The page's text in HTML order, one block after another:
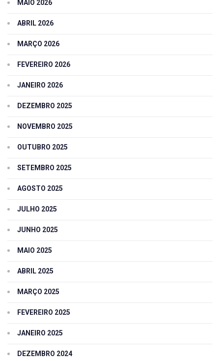
MAIO 2026
ABRIL 2026
MARÇO 2026
FEVEREIRO 2026
JANEIRO 2026
DEZEMBRO 2025
NOVEMBRO 2025
OUTUBRO 2025
SETEMBRO 2025
AGOSTO 2025
JULHO 2025
JUNHO 2025
MAIO 2025
ABRIL 2025
MARÇO 2025
FEVEREIRO 2025
JANEIRO 2025
DEZEMBRO 2024